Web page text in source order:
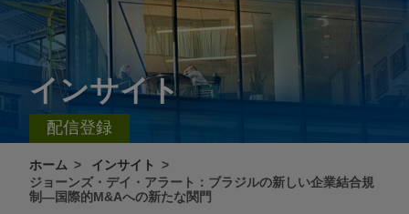
インサイト
配信登録
ホーム
インサイト
ジョーンズ・デイ・アラート：ブラジルの新しい企業結合規
制―国際的M&Aへの新たな関門